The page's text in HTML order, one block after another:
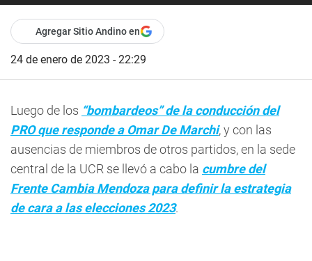
Agregar Sitio Andino en
24 de enero de 2023 - 22:29
Luego de los “bombardeos” de la conducción del
PRO que responde a Omar De Marchi, y con las
ausencias de miembros de otros partidos, en la sede
central de la UCR se llevó a cabo la cumbre del
Frente Cambia Mendoza para definir la estrategia
de cara a las elecciones 2023.